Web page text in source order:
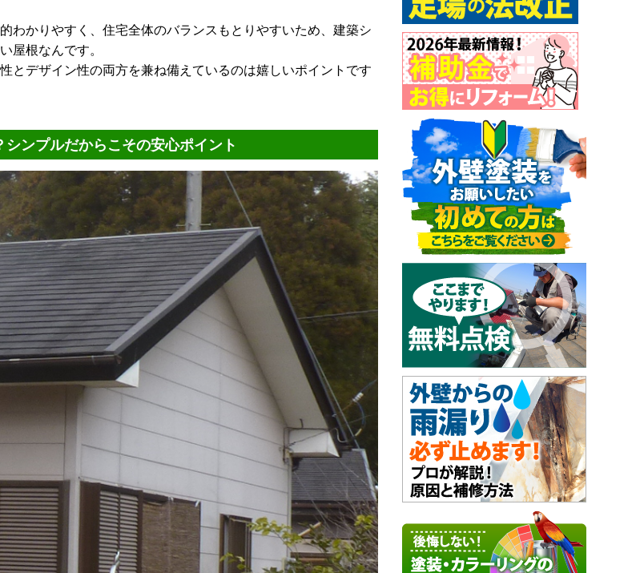
わかりやすく、住宅全体のバランスもとりやすいため、建築シ
屋根なんです。
とデザイン性の両方を兼ね備えているのは嬉しいポイントです
ンプルだからこその安心ポイント